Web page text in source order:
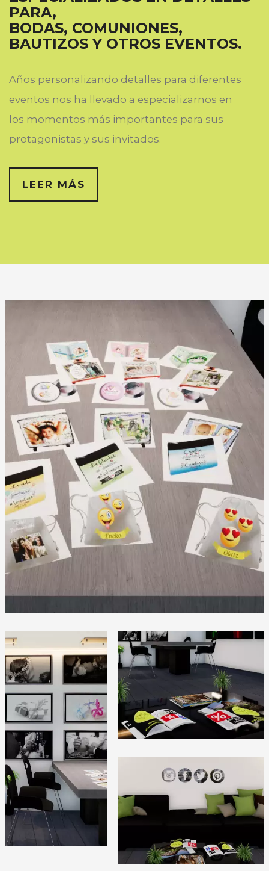
PARA,
BODAS, COMUNIONES,
BAUTIZOS Y OTROS EVENTOS.
Años personalizando detalles para diferentes
eventos nos ha llevado a especializarnos en
los momentos más importantes para sus
protagonistas y sus invitados.
LEER MÁS